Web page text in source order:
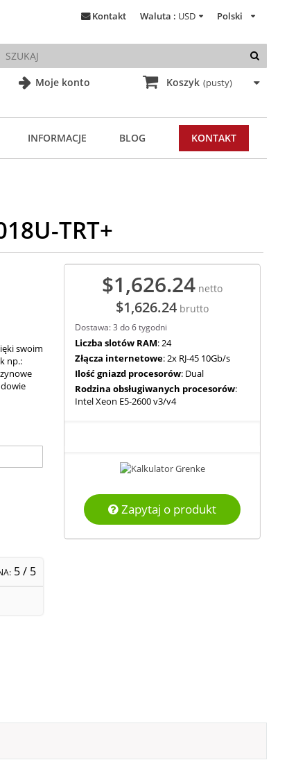
Moje konto
Polski
Waluta : USD
Kontakt
Koszyk (pusty)
INFORMACJE BLOG KONTAKT
TRT+
swoim
np.:
5/ 5
$1,626.24 netto
$1,626.24 brutto
Dostawa: 3 do 6 tygodni
Liczba slotów RAM: 24
Złącza internetowe: 2x RJ-45 10Gb/s
Ilość gniazd procesorów: Dual
Rodzina obsługiwanych procesorów:
Intel Xeon E5-2600 v3/v4
Zapytaj o produkt